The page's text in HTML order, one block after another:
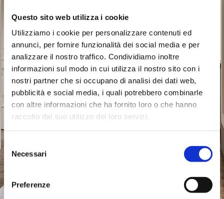
Questo sito web utilizza i cookie
Utilizziamo i cookie per personalizzare contenuti ed
annunci, per fornire funzionalità dei social media e per
analizzare il nostro traffico. Condividiamo inoltre
informazioni sul modo in cui utilizza il nostro sito con i
nostri partner che si occupano di analisi dei dati web,
pubblicità e social media, i quali potrebbero combinarle
con altre informazioni che ha fornito loro o che hanno
raccolto dal suo utilizzo dei loro servizi.
del
consenso
Necessari
Preferenze